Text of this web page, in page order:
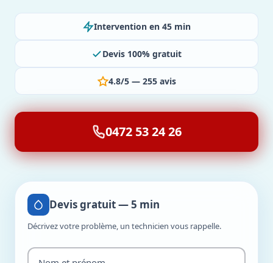
Intervention en 45 min
Devis 100% gratuit
4.8/5 — 255 avis
0472 53 24 26
Devis gratuit — 5 min
Décrivez votre problème, un technicien vous rappelle.